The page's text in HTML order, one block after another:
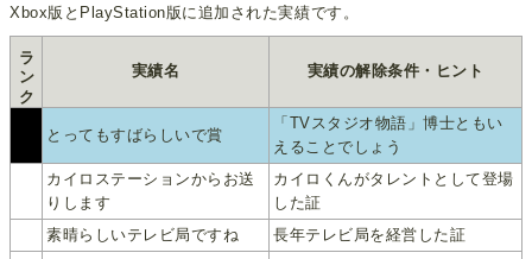
Xbox版とPlayStation版に追加された実績です。
ランク 実績名 実績の解除条件・ヒント
とってもすばらしいで賞
「TVスタジオ物語」博士ともい
えることでしょう
カイロステーションからお送
りします
カイロくんがタレントとして登場
した証
素晴らしいテレビ局ですね
長年テレビ局を経営した証